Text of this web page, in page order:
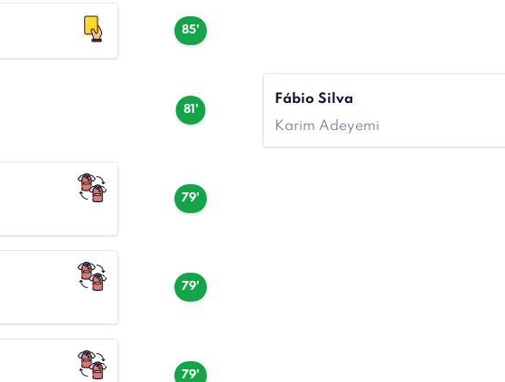
85'
81'
Fábio Silva
Karim Adeyemi
79'
79'
79'